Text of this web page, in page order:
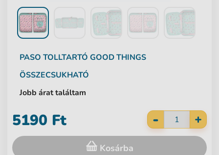
PASO TOLLTARTÓ GOOD THINGS
ÖSSZECSUKHATÓ
Jobb árat találtam
- +
5190 Ft
Kosárba